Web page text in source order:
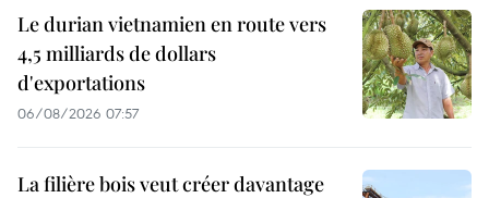
Le durian vietnamien en route vers
4,5 milliards de dollars
d'exportations
06/08/2026 07:57
La filière bois veut créer davantage